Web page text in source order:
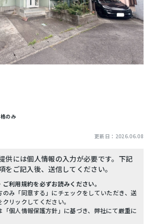
のみ
更新日： 2026.06.08
供には個人情報の入力が必要です。下記
をご記入後、送信してください。
利用規約を必ずお読みください。
のみ「同意する」にチェックをしていただき、送
リックしてください。
「個人情報保護方針」に基づき、弊社にて厳重に